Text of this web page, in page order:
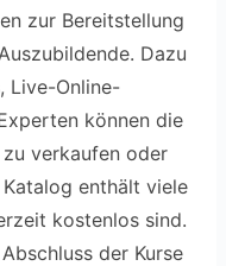
zur Bereitstellung
Dazu
Live-Online-
können die
verkaufen oder
enthält viele
kostenlos sind.
der Kurse